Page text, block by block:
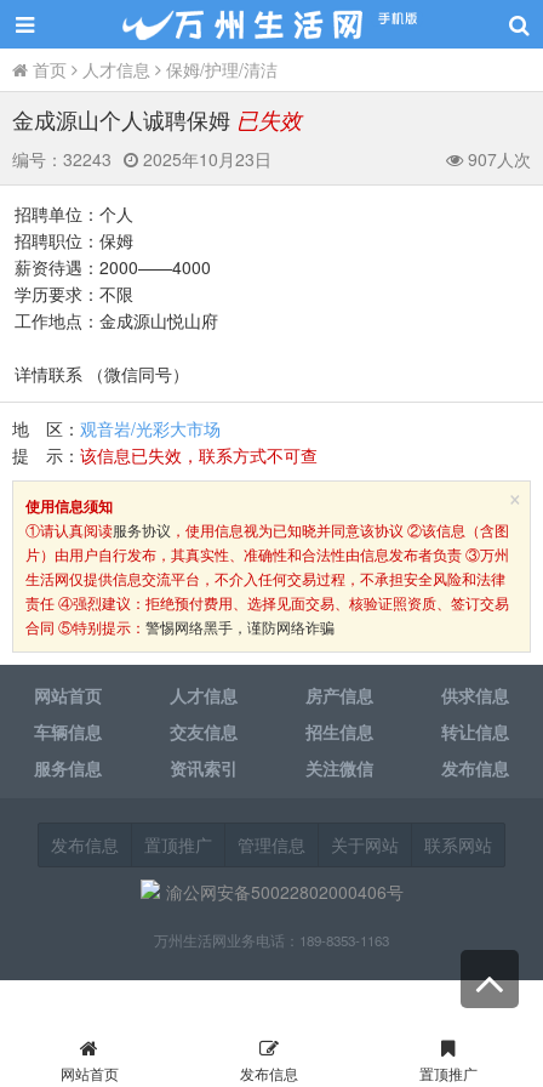
首页 人才信息 保姆/护理/清洁
金成源山个人诚聘保姆 已失效
编号： 32243 2025年10月23日 907人次
招聘单位：个人
招聘职位：保姆
薪资待遇：2000——4000
学历要求：不限
工作地点：金成源山悦山府
详情联系 （微信同号）
地 区： 观音岩/光彩大市场
提 示： 该信息已失效，联系方式不可查
×
使用信息须知
①请认真阅读服务协议 ，使用信息视为已知晓并同意该协议 ②该信息（含图
片）由用户自行发布，其真实性、准确性和合法性由信息发布者负责 ③万州
生活网仅提供信息交流平台，不介入任何交易过程，不承担安全风险和法律
责任 ④强烈建议：拒绝预付费用、选择见面交易、核验证照资质、签订交易
合同 ⑤特别提示： 警惕网络黑手，谨防网络诈骗
网站首页 人才信息 房产信息
供求信息
车辆信息
交友信息 招生信息
转让信息
服务信息
资讯索引 关注微信 发布信息
发布信息 置顶推广 管理信息 关于网站
联系网站
渝公网安备50022802000406号
万州生活网业务电话：189-8353-1163
网站首页 发布信息 置顶推广